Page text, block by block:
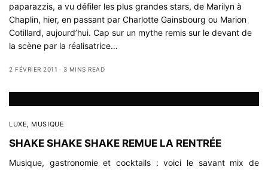
paparazzis, a vu défiler les plus grandes stars, de Marilyn à
Chaplin, hier, en passant par Charlotte Gainsbourg ou Marion
Cotillard, aujourd’hui. Cap sur un mythe remis sur le devant de
la scène par la réalisatrice…
2 FÉVRIER 2011 3 MINS READ
LUXE, MUSIQUE
SHAKE SHAKE SHAKE REMUE LA RENTRÉE
Musique, gastronomie et cocktails : voici le savant mix de